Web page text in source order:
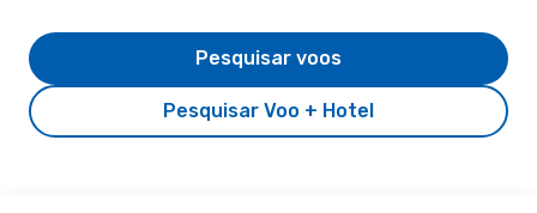
Pesquisar Voo + Hotel
Pesquisar voos